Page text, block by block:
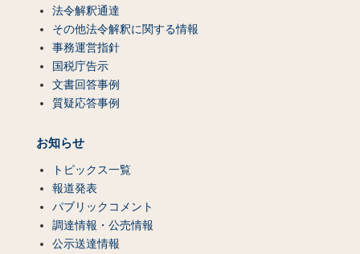
法令解釈通達
その他法令解釈に関する情報
事務運営指針
国税庁告示
文書回答事例
質疑応答事例
お知らせ
トピックス一覧
報道発表
パブリックコメント
調達情報・公売情報
公示送達情報